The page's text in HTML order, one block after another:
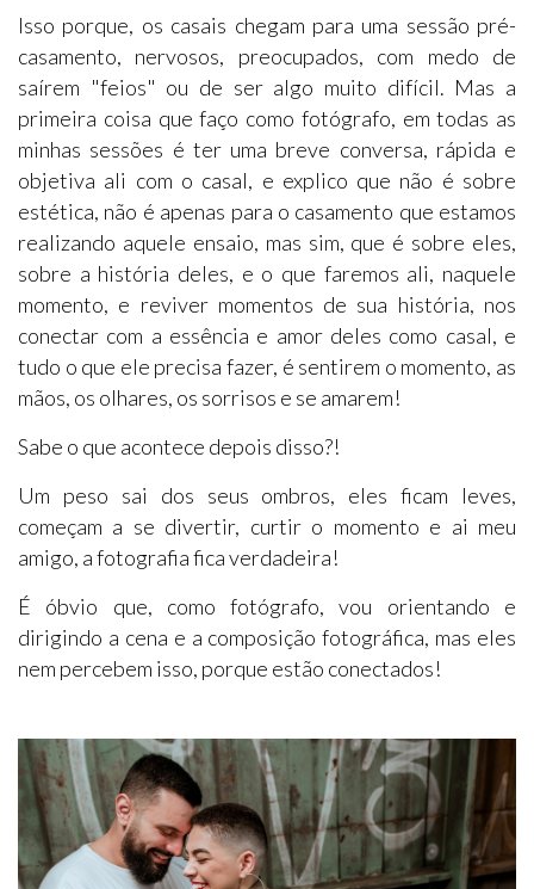
Isso porque, os casais chegam para uma sessão pré-
casamento, nervosos, preocupados, com medo de
saírem "feios" ou de ser algo muito difícil. Mas a
primeira coisa que faço como fotógrafo, em todas as
minhas sessões é ter uma breve conversa, rápida e
objetiva ali com o casal, e explico que não é sobre
estética, não é apenas para o casamento que estamos
realizando aquele ensaio, mas sim, que é sobre eles,
sobre a história deles, e o que faremos ali, naquele
momento, e reviver momentos de sua história, nos
conectar com a essência e amor deles como casal, e
tudo o que ele precisa fazer, é sentirem o momento, as
mãos, os olhares, os sorrisos e se amarem!
Sabe o que acontece depois disso?!
Um peso sai dos seus ombros, eles ficam leves,
começam a se divertir, curtir o momento e ai meu
amigo, a fotografia fica verdadeira!
É óbvio que, como fotógrafo, vou orientando e
dirigindo a cena e a composição fotográfica, mas eles
nem percebem isso, porque estão conectados!